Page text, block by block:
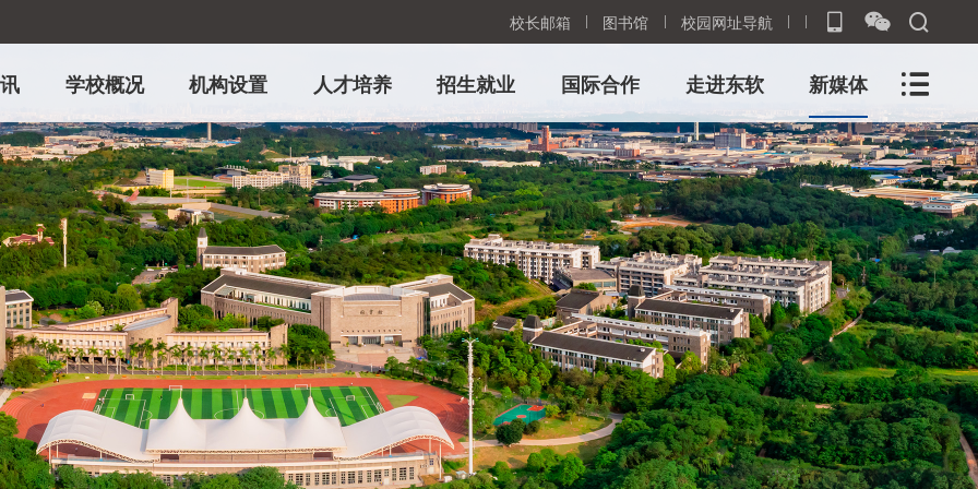
校长邮箱 图书馆 校园网址导航
学校概况 机构设置 人才培养 招生就业 国际合作 走进东软 新媒体